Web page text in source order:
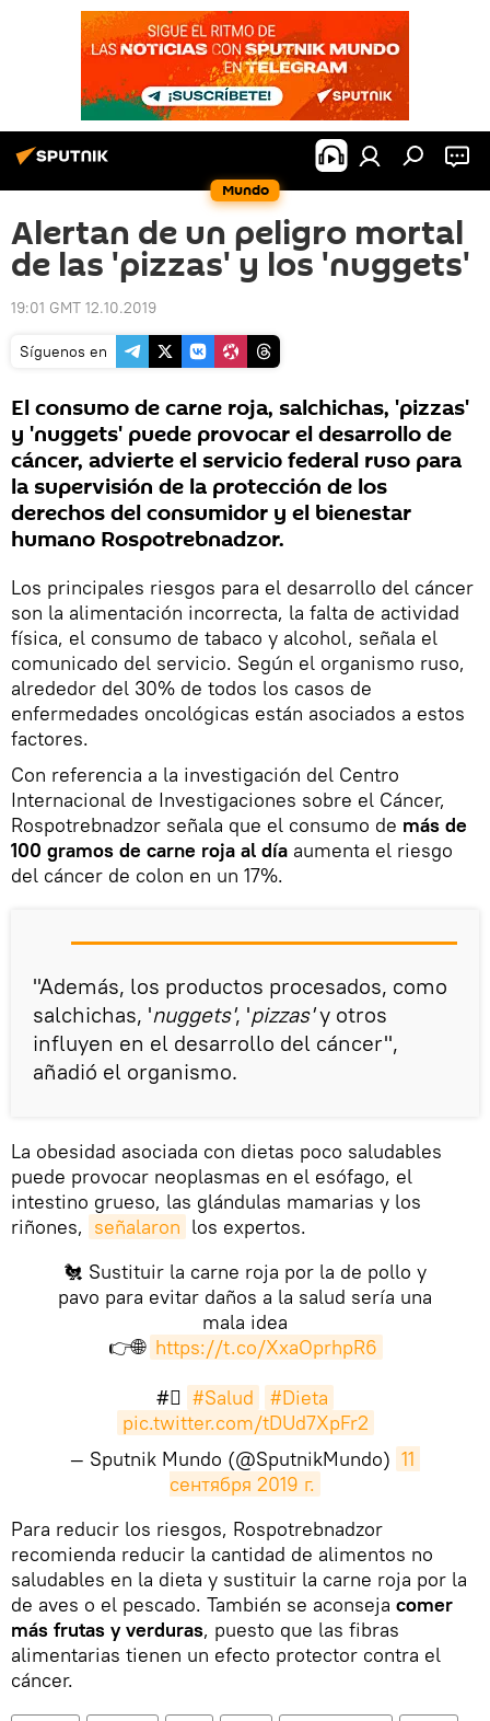
Mundo
Alertan de un peligro mortal
de las 'pizzas' y los 'nuggets'
19:01 GMT 12.10.2019
Síguenos en
El consumo de carne roja, salchichas, 'pizzas'
y 'nuggets' puede provocar el desarrollo de
cáncer, advierte el servicio federal ruso para
la supervisión de la protección de los
derechos del consumidor y el bienestar
humano Rospotrebnadzor.
Los principales riesgos para el desarrollo del cáncer
son la alimentación incorrecta, la falta de actividad
física, el consumo de tabaco y alcohol, señala el
comunicado del servicio. Según el organismo ruso,
alrededor del 30% de todos los casos de
enfermedades oncológicas están asociados a estos
factores.
Con referencia a la investigación del Centro
Internacional de Investigaciones sobre el Cáncer,
Rospotrebnadzor señala que el consumo de más de
100 gramos de carne roja al día aumenta el riesgo
del cáncer de colon en un 17%.
"Además, los productos procesados, como
salchichas, 'nuggets', 'pizzas'y otros
influyen en el desarrollo del cáncer",
añadió el organismo.
La obesidad asociada con dietas poco saludables
puede provocar neoplasmas en el esófago, el
intestino grueso, las glándulas mamarias y los
riñones, señalaron los expertos.
🐔 Sustituir la carne roja por la de pollo y
pavo para evitar daños a la salud sería una
mala idea
👉🌐 https://t.co/XxaOprhpR6
#⃣ #Salud
#Dieta
pic.twitter.com/tDUd7XpFr2
— Sputnik Mundo (@SputnikMundo) 11
сентября 2019 г.
Para reducir los riesgos, Rospotrebnadzor
recomienda reducir la cantidad de alimentos no
saludables en la dieta y sustituir la carne roja por la
de aves o el pescado. También se aconseja comer
más frutas y verduras, puesto que las fibras
alimentarias tienen un efecto protector contra el
cáncer.